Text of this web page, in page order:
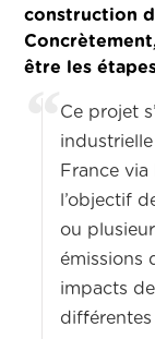
construction
être les
Ce projet
France via
l’objectif
ou
émissions
impacts
différentes